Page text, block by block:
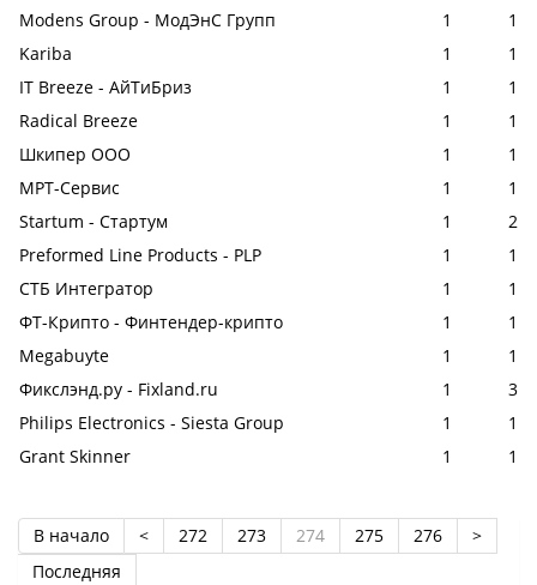
Modens Group - МодЭнС Групп
1
1
Kariba
1
1
IT Breeze - АйТиБриз
1
1
Radical Breeze
1
1
Шкипер ООО
1
1
МРТ-Сервис
1
1
Startum - Стартум
1
2
Preformed Line Products - PLP
1
1
СТБ Интегратор
1
1
ФТ-Крипто - Финтендер-крипто
1
1
Megabuyte
1
1
Фикслэнд.ру - Fixland.ru
1
3
Philips Electronics - Siesta Group
1
1
Grant Skinner
1 1
В начало < 272 273 274 275 276
>
Последняя